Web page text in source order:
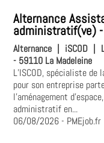
Alternance
administratif(ve)
Alternance iSCOD
- 59110 La Madeleine
L’ISCOD, spécialiste
pour son entreprise
l'aménagement
administratif en...
06/08/2026- PMEjob.fr